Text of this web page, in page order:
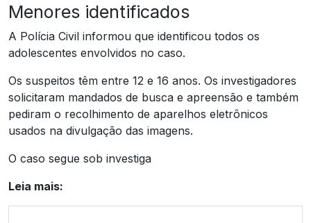
Menores identificados
A Polícia Civil informou que identificou todos os
adolescentes envolvidos no caso.
Os suspeitos têm entre 12 e 16 anos. Os investigadores
solicitaram mandados de busca e apreensão e também
pediram o recolhimento de aparelhos eletrônicos
usados na divulgação das imagens.
O caso segue sob investiga
Leia mais: